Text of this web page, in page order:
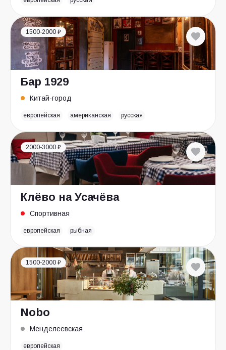
1500-2000 ₽
Бар 1929
Китай-город
европейская американская русская
2000-3000 ₽
Клёво на Усачёва
Спортивная
европейская рыбная
1500-2000 ₽
Nobo
Менделеевская
европейская